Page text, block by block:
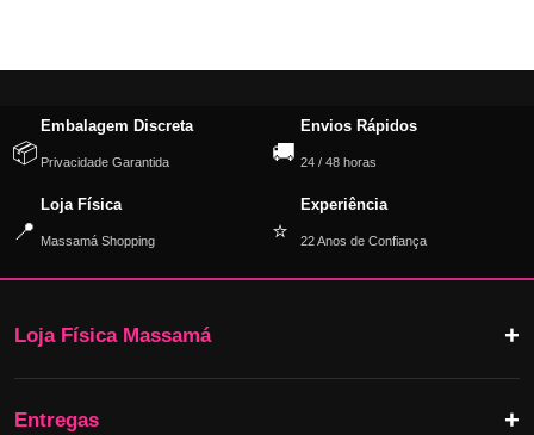
📦
Embalagem Discreta
Privacidade Garantida 🚚
Envios Rápidos
24 / 48 horas
📍
Loja Física
Massamá Shopping ⭐
Experiência
22 Anos de Confiança
Loja Física Massamá
Entregas